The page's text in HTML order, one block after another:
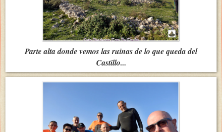
Parte alta donde vemos las ruinas de lo que queda del
Castillo...